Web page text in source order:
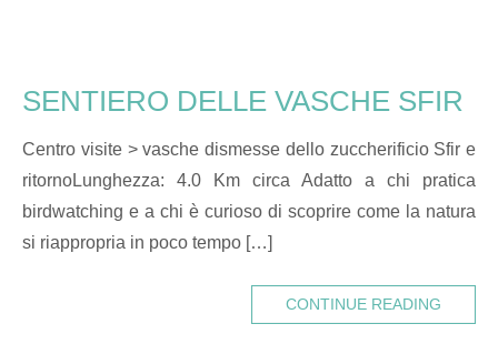
SENTIERO DELLE VASCHE SFIR
Centro visite > vasche dismesse dello zuccherificio Sfir e
ritornoLunghezza: 4.0 Km circa Adatto a chi pratica
birdwatching e a chi è curioso di scoprire come la natura
si riappropria in poco tempo […]
CONTINUE READING